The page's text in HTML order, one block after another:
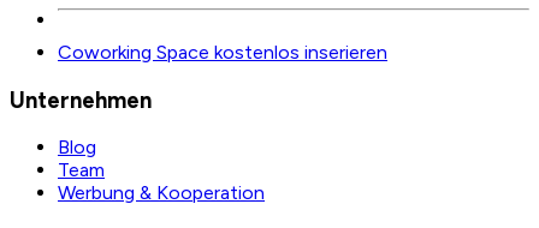
Coworking Space kostenlos inserieren
Unternehmen
Blog
Team
Werbung & Kooperation